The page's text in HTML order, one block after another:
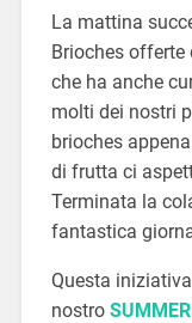
La mattina
Brioches offerte
che ha anche
molti dei nostri
brioches
di frutta ci
Terminata la
fantastica
Questa
nostro